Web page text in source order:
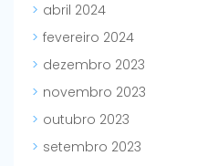
abril 2024
fevereiro 2024
dezembro 2023
novembro 2023
outubro 2023
setembro 2023